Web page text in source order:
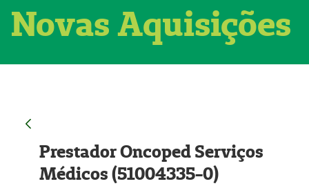
Novas Aquisições
Prestador Oncoped Serviços
Médicos (51004335-0)